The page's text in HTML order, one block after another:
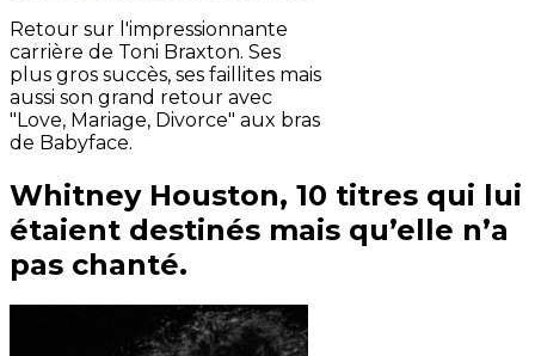
Retour sur l'impressionnante
carrière de Toni Braxton. Ses
plus gros succès, ses faillites mais
aussi son grand retour avec
"Love, Mariage, Divorce" aux bras
de Babyface.
Whitney Houston, 10 titres qui lui
étaient destinés mais qu’elle n’a
pas chanté.